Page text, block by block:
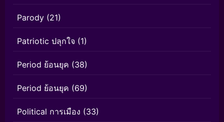
Parody (21)
Patriotic ปลุกใจ (1)
Period ย้อนยุค (38)
Period ย้อนยุค (69)
Political การเมือง (33)